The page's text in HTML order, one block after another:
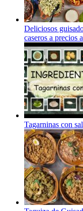
Deliciosos
caseros a precios
Tagarninas con